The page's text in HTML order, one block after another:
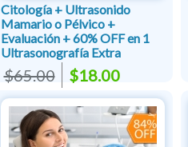
Citología + Ultrasonido
Mamario o Pélvico +
Evaluación + 60% OFF en 1
Ultrasonografía Extra
$65.00 $18.00